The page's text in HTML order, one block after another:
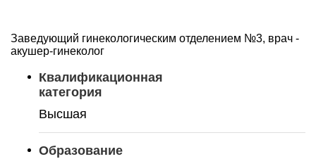
Заведующий гинекологическим отделением №3, врач -
акушер-гинеколог
Квалификационная
категория
Высшая
Образование